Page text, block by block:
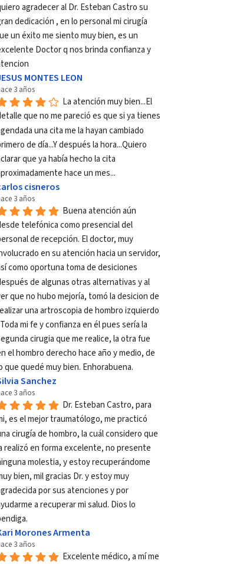
agradecer al Dr. Esteban Castro su
dedicación , en lo personal mi cirugía
un éxito me siento muy bien, es un
Doctor q nos brinda confianza y
MONTES LEON
3 años
La atención muy bien...El
que no me pareció es que si ya tienes
una cita me la hayan cambiado
de día...Y después la hora...Quiero
que ya había hecho la cita
hace un mes...
cisneros
3 años
Buena atención aún
telefónica como presencial del
de recepción. El doctor, muy
en su atención hacia un servidor,
como oportuna toma de desiciones
de algunas otras alternativas y al
que no hubo mejoría, tomó la desicion de
una artroscopia de hombro izquierdo
mi fe y confianza en él pues sería la
cirugia que me realice, la otra fue
el hombro derecho hace año y medio, de
que quedé muy bien. Enhorabuena.
Sanchez
3 años
Dr. Esteban Castro, para
es el mejor traumatólogo, me practicó
cirugía de hombro, la cuál considero que
realizó en forma excelente, no presente
molestia, y estoy recuperándome
bien, mil gracias Dr. y estoy muy
por sus atenciones y por
a recuperar mi salud. Dios lo
Morones Armenta
3 años
Excelente médico, a mí me